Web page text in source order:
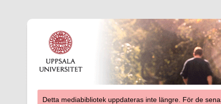
Detta mediabibliotek uppdateras inte längre. För de